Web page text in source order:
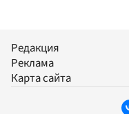
Редакция
Реклама
Карта сайта